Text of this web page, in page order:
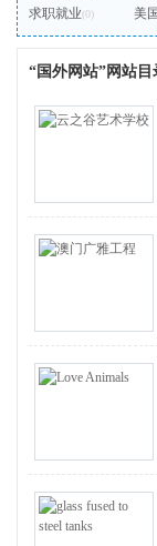
求职就业(0) 美
“国外网站”网站目